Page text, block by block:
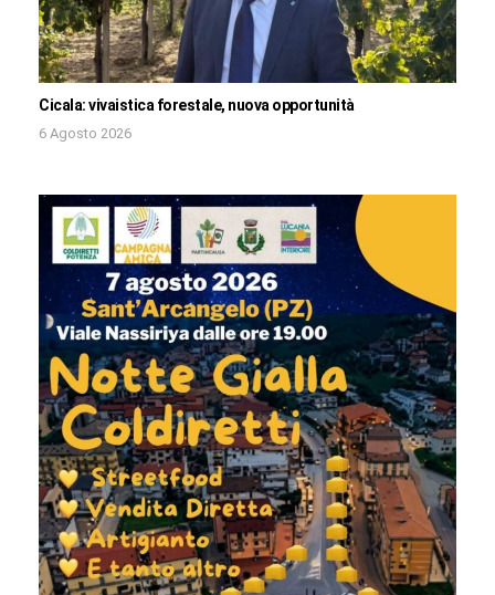
Cicala: vivaistica forestale, nuova opportunità
6 Agosto 2026